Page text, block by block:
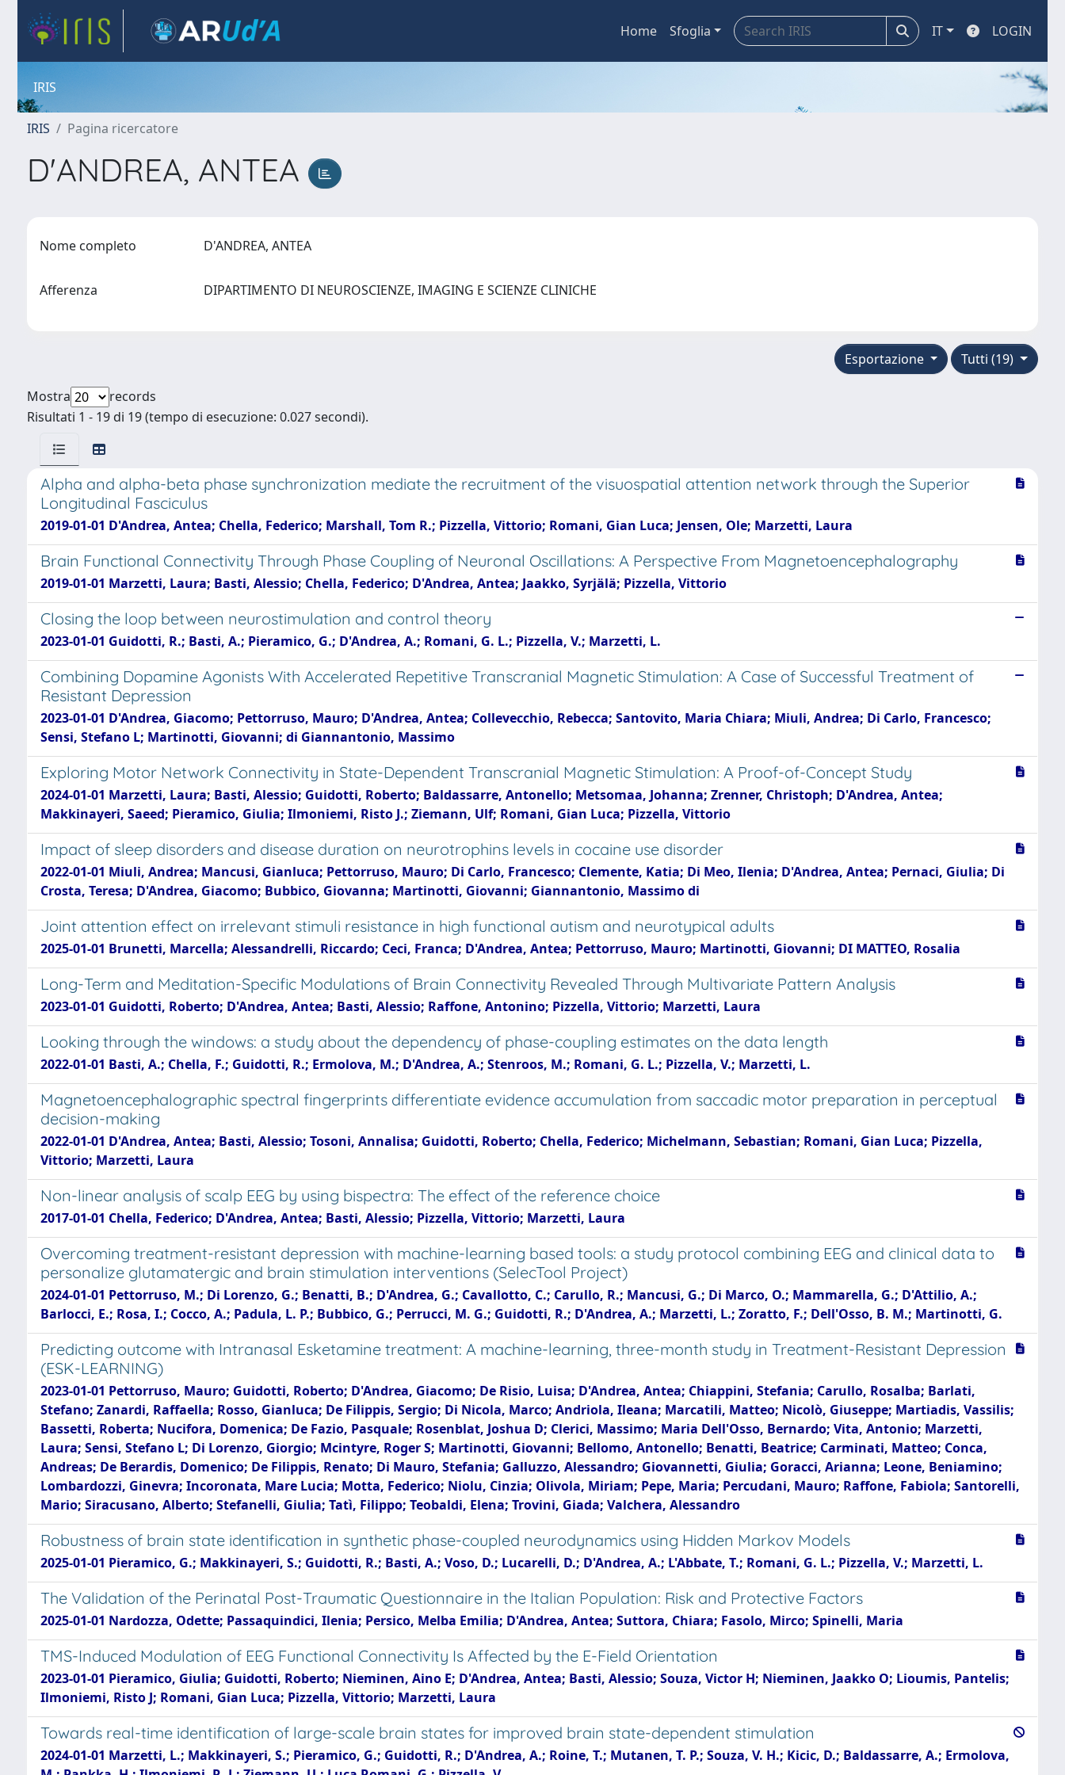
Home Sfoglia IT LOGIN
IRIS
IRIS Pagina ricercatore
D'ANDREA, ANTEA
Nome completo D'ANDREA, ANTEA
Afferenza DIPARTIMENTO DI NEUROSCIENZE, IMAGING E SCIENZE CLINICHE
Tutti (19)
Esportazione
Mostra
records
Risultati 1 - 19 di 19 (tempo di esecuzione: 0.027 secondi).
Alpha and alpha-beta phase synchronization mediate the recruitment of the visuospatial attention network through the Superior
Longitudinal Fasciculus
2019-01-01 D'Andrea, Antea; Chella, Federico; Marshall, Tom R.; Pizzella, Vittorio; Romani, Gian Luca; Jensen, Ole; Marzetti, Laura
Brain Functional Connectivity Through Phase Coupling of Neuronal Oscillations: A Perspective From Magnetoencephalography
2019-01-01 Marzetti, Laura; Basti, Alessio; Chella, Federico; D'Andrea, Antea; Jaakko, Syrjälä; Pizzella, Vittorio
Closing the loop between neurostimulation and control theory
2023-01-01 Guidotti, R.; Basti, A.; Pieramico, G.; D'Andrea, A.; Romani, G. L.; Pizzella, V.; Marzetti, L.
Combining Dopamine Agonists With Accelerated Repetitive Transcranial Magnetic Stimulation: A Case of Successful Treatment of
Resistant Depression
2023-01-01 D'Andrea, Giacomo; Pettorruso, Mauro; D'Andrea, Antea; Collevecchio, Rebecca; Santovito, Maria Chiara; Miuli, Andrea; Di Carlo, Francesco;
Sensi, Stefano L; Martinotti, Giovanni; di Giannantonio, Massimo
Exploring Motor Network Connectivity in State-Dependent Transcranial Magnetic Stimulation: A Proof-of-Concept Study
2024-01-01 Marzetti, Laura; Basti, Alessio; Guidotti, Roberto; Baldassarre, Antonello; Metsomaa, Johanna; Zrenner, Christoph; D'Andrea, Antea;
Makkinayeri, Saeed; Pieramico, Giulia; Ilmoniemi, Risto J.; Ziemann, Ulf; Romani, Gian Luca; Pizzella, Vittorio
Impact of sleep disorders and disease duration on neurotrophins levels in cocaine use disorder
2022-01-01 Miuli, Andrea; Mancusi, Gianluca; Pettorruso, Mauro; Di Carlo, Francesco; Clemente, Katia; Di Meo, Ilenia; D'Andrea, Antea; Pernaci, Giulia; Di
Crosta, Teresa; D'Andrea, Giacomo; Bubbico, Giovanna; Martinotti, Giovanni; Giannantonio, Massimo di
Joint attention effect on irrelevant stimuli resistance in high functional autism and neurotypical adults
2025-01-01 Brunetti, Marcella; Alessandrelli, Riccardo; Ceci, Franca; D'Andrea, Antea; Pettorruso, Mauro; Martinotti, Giovanni; DI MATTEO, Rosalia
Long-Term and Meditation-Specific Modulations of Brain Connectivity Revealed Through Multivariate Pattern Analysis
2023-01-01 Guidotti, Roberto; D'Andrea, Antea; Basti, Alessio; Raffone, Antonino; Pizzella, Vittorio; Marzetti, Laura
Looking through the windows: a study about the dependency of phase-coupling estimates on the data length
2022-01-01 Basti, A.; Chella, F.; Guidotti, R.; Ermolova, M.; D'Andrea, A.; Stenroos, M.; Romani, G. L.; Pizzella, V.; Marzetti, L.
Magnetoencephalographic spectral fingerprints differentiate evidence accumulation from saccadic motor preparation in perceptual
decision-making
2022-01-01 D'Andrea, Antea; Basti, Alessio; Tosoni, Annalisa; Guidotti, Roberto; Chella, Federico; Michelmann, Sebastian; Romani, Gian Luca; Pizzella,
Vittorio; Marzetti, Laura
Non-linear analysis of scalp EEG by using bispectra: The effect of the reference choice
2017-01-01 Chella, Federico; D'Andrea, Antea; Basti, Alessio; Pizzella, Vittorio; Marzetti, Laura
Overcoming treatment-resistant depression with machine-learning based tools: a study protocol combining EEG and clinical data to
personalize glutamatergic and brain stimulation interventions (SelecTool Project)
2024-01-01 Pettorruso, M.; Di Lorenzo, G.; Benatti, B.; D'Andrea, G.; Cavallotto, C.; Carullo, R.; Mancusi, G.; Di Marco, O.; Mammarella, G.; D'Attilio, A.;
Barlocci, E.; Rosa, I.; Cocco, A.; Padula, L. P.; Bubbico, G.; Perrucci, M. G.; Guidotti, R.; D'Andrea, A.; Marzetti, L.; Zoratto, F.; Dell'Osso, B. M.; Martinotti, G.
Predicting outcome with Intranasal Esketamine treatment: A machine-learning, three-month study in Treatment-Resistant Depression
(ESK-LEARNING)
2023-01-01 Pettorruso, Mauro; Guidotti, Roberto; D'Andrea, Giacomo; De Risio, Luisa; D'Andrea, Antea; Chiappini, Stefania; Carullo, Rosalba; Barlati,
Stefano; Zanardi, Raffaella; Rosso, Gianluca; De Filippis, Sergio; Di Nicola, Marco; Andriola, Ileana; Marcatili, Matteo; Nicolò, Giuseppe; Martiadis, Vassilis;
Bassetti, Roberta; Nucifora, Domenica; De Fazio, Pasquale; Rosenblat, Joshua D; Clerici, Massimo; Maria Dell'Osso, Bernardo; Vita, Antonio; Marzetti,
Laura; Sensi, Stefano L; Di Lorenzo, Giorgio; Mcintyre, Roger S; Martinotti, Giovanni; Bellomo, Antonello; Benatti, Beatrice; Carminati, Matteo; Conca,
Andreas; De Berardis, Domenico; De Filippis, Renato; Di Mauro, Stefania; Galluzzo, Alessandro; Giovannetti, Giulia; Goracci, Arianna; Leone, Beniamino;
Lombardozzi, Ginevra; Incoronata, Mare Lucia; Motta, Federico; Niolu, Cinzia; Olivola, Miriam; Pepe, Maria; Percudani, Mauro; Raffone, Fabiola; Santorelli,
Mario; Siracusano, Alberto; Stefanelli, Giulia; Tatì, Filippo; Teobaldi, Elena; Trovini, Giada; Valchera, Alessandro
Robustness of brain state identification in synthetic phase-coupled neurodynamics using Hidden Markov Models
2025-01-01 Pieramico, G.; Makkinayeri, S.; Guidotti, R.; Basti, A.; Voso, D.; Lucarelli, D.; D'Andrea, A.; L'Abbate, T.; Romani, G. L.; Pizzella, V.; Marzetti, L.
The Validation of the Perinatal Post-Traumatic Questionnaire in the Italian Population: Risk and Protective Factors
2025-01-01 Nardozza, Odette; Passaquindici, Ilenia; Persico, Melba Emilia; D'Andrea, Antea; Suttora, Chiara; Fasolo, Mirco; Spinelli, Maria
TMS-Induced Modulation of EEG Functional Connectivity Is Affected by the E-Field Orientation
2023-01-01 Pieramico, Giulia; Guidotti, Roberto; Nieminen, Aino E; D'Andrea, Antea; Basti, Alessio; Souza, Victor H; Nieminen, Jaakko O; Lioumis, Pantelis;
Ilmoniemi, Risto J; Romani, Gian Luca; Pizzella, Vittorio; Marzetti, Laura
Towards real-time identification of large-scale brain states for improved brain state-dependent stimulation
2024-01-01 Marzetti, L.; Makkinayeri, S.; Pieramico, G.; Guidotti, R.; D'Andrea, A.; Roine, T.; Mutanen, T. P.; Souza, V. H.; Kicic, D.; Baldassarre, A.; Ermolova,